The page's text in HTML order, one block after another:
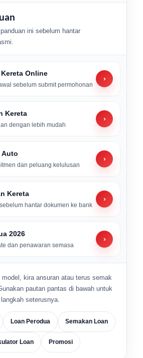
ini sebelum hantar
Online
sebelum submit permohonan
›
Kereta
dengan lebih mudah
›
Auto
dan peluang kelulusan
›
Kereta
hantar dokumen ke bank
›
2026
dan penawaran semasa
›
model, kira ansuran atau terus semak
pautan pantas di bawah untuk
langkah seterusnya.
Loan Perodua Semakan Loan
Loan Promosi